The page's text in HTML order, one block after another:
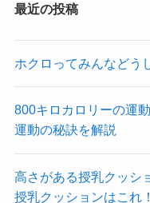
最近の投稿
ホクロってみんなどう
800キロカロリーの運
運動の秘訣を解説
高さがある授乳クッシ
授乳クッションはこれ！